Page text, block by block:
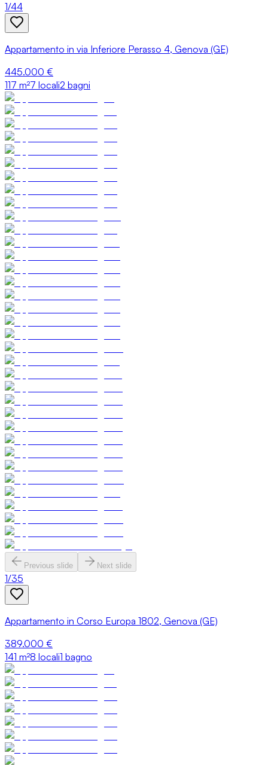
1/44
Appartamento in via Inferiore Perasso 4, Genova (GE)
445.000 €
117 m²7 locali2 bagni
Previous slide Next slide
1/35
Appartamento in Corso Europa 1802, Genova (GE)
389.000 €
141 m²8 locali1 bagno